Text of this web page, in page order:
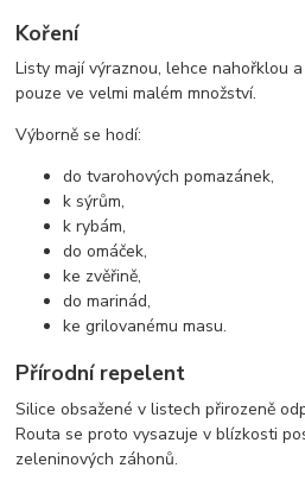
Koření
Listy mají výraznou, lehce nahořklou
pouze ve velmi malém množství.
Výborně se hodí:
do tvarohových pomazánek,
k sýrům,
k rybám,
do omáček,
ke zvěřině,
do marinád,
ke grilovanému masu.
Přírodní repelent
Silice obsažené v listech přirozeně
Routa se proto vysazuje v blízkosti
zeleninových záhonů.